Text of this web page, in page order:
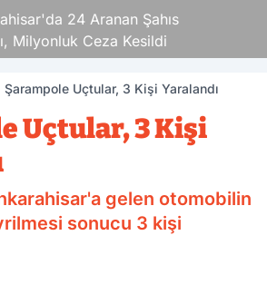
24 Aranan Şahıs
Milyonluk Ceza Kesildi
Şarampole Uçtular, 3 Kişi Yaralandı
Uçtular, 3 Kişi
gelen otomobilin
sonucu 3 kişi